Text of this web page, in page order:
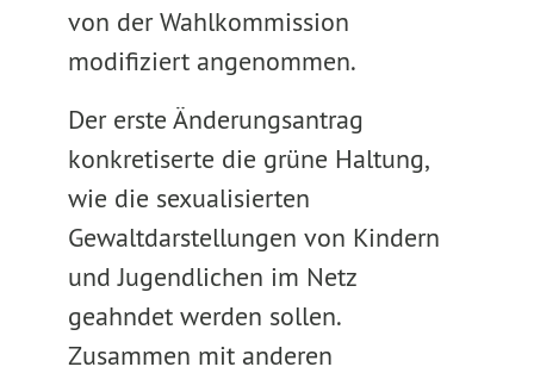
von der Wahlkommission
modifiziert angenommen.
Der erste Änderungsantrag
konkretiserte die grüne Haltung,
wie die sexualisierten
Gewaltdarstellungen von Kindern
und Jugendlichen im Netz
geahndet werden sollen.
Zusammen mit anderen